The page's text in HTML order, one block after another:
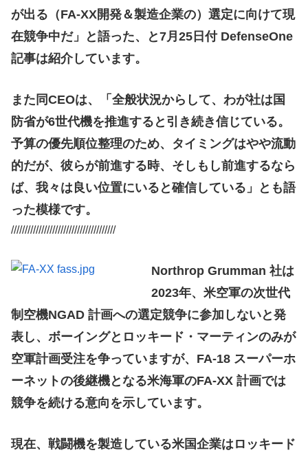
が出る（FA-XX開発＆製造企業の）選定に向けて現
在競争中だ」と語った、と7月25日付 DefenseOne
記事は紹介しています。
また同CEOは、「全般状況からして、わが社は国
防省が6世代機を推進すると引き続き信じている。
予算の優先順位整理のため、タイミングはやや流動
的だが、彼らが前進する時、そしもし前進するなら
ば、我々は良い位置にいると確信している」とも語
った模様です。
//////////////////////////////////////
Northrop Grumman 社は
2023年、米空軍の次世代
制空機NGAD 計画への選定競争に参加しないと発
表し、ボーイングとロッキード・マーティンのみが
空軍計画受注を争っていますが、FA-18 スーパーホ
ーネットの後継機となる米海軍のFA-XX 計画では
競争を続ける意向を示しています。
現在、戦闘機を製造している米国企業はロッキード